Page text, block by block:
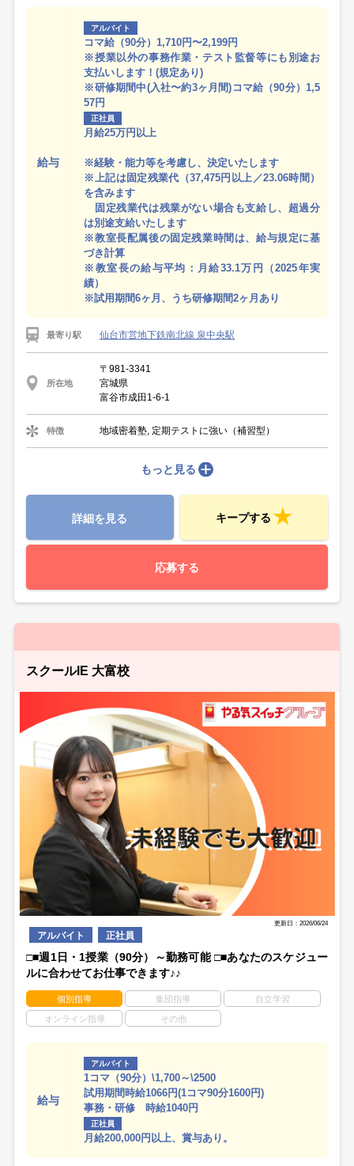
給与
アルバイト
コマ給（90分）1,710円〜2,199円
※授業以外の事務作業・テスト監督等にも別途お
支払いします！(規定あり)
※研修期間中(入社〜約3ヶ月間)コマ給（90分）1,5
57円
正社員
月給25万円以上
※経験・能力等を考慮し、決定いたします
※上記は固定残業代（37,475円以上／23.06時間）
を含みます
固定残業代は残業がない場合も支給し、超過分
は別途支給いたします
※教室長配属後の固定残業時間は、給与規定に基
づき計算
※教室長の給与平均：月給33.1万円（2025年実
績）
※試用期間6ヶ月、うち研修期間2ヶ月あり
最寄り駅 仙台市営地下鉄南北線 泉中央駅
所在地
〒981-3341
宮城県
富谷市成田1-6-1
特徴 地域密着塾, 定期テストに強い（補習型）
もっと見る
詳細を見る キープする
応募する
スクールIE 大富校
更新日：2026/06/24
アルバイト 正社員
□■週1日・1授業（90分）～勤務可能 □■あなたのスケジュー
ルに合わせてお仕事できます♪♪
個別指導 集団指導 自立学習
オンライン指導 その他
給与
アルバイト
1コマ（90分）\1,700～\2500
試用期間時給1066円(1コマ90分1600円)
事務・研修 時給1040円
正社員
月給200,000円以上、賞与あり。